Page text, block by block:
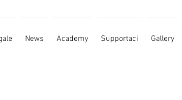
News Academy Supportaci Gallery